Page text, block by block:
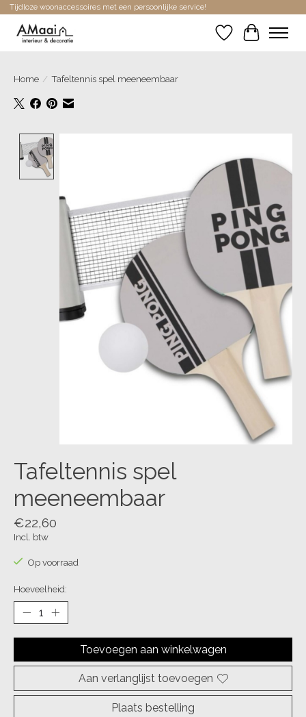
Tijdloze woonaccessoires met een persoonlijke service!
Verlanglijst
Home / Tafeltennis spel meeneembaar
Tafeltennis spel
meeneembaar
€22,60
Incl. btw
Op voorraad
Hoeveelheid:
Toevoegen aan winkelwagen
Aan verlanglijst toevoegen
Plaats bestelling